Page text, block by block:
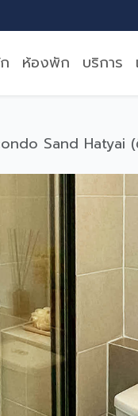
ห้องพัก บริการ
Sand Hatyai